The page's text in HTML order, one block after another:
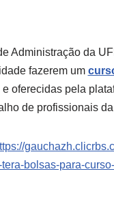
Administração da
fazerem um
oferecidas pela
de profissionais
bolsas-para-